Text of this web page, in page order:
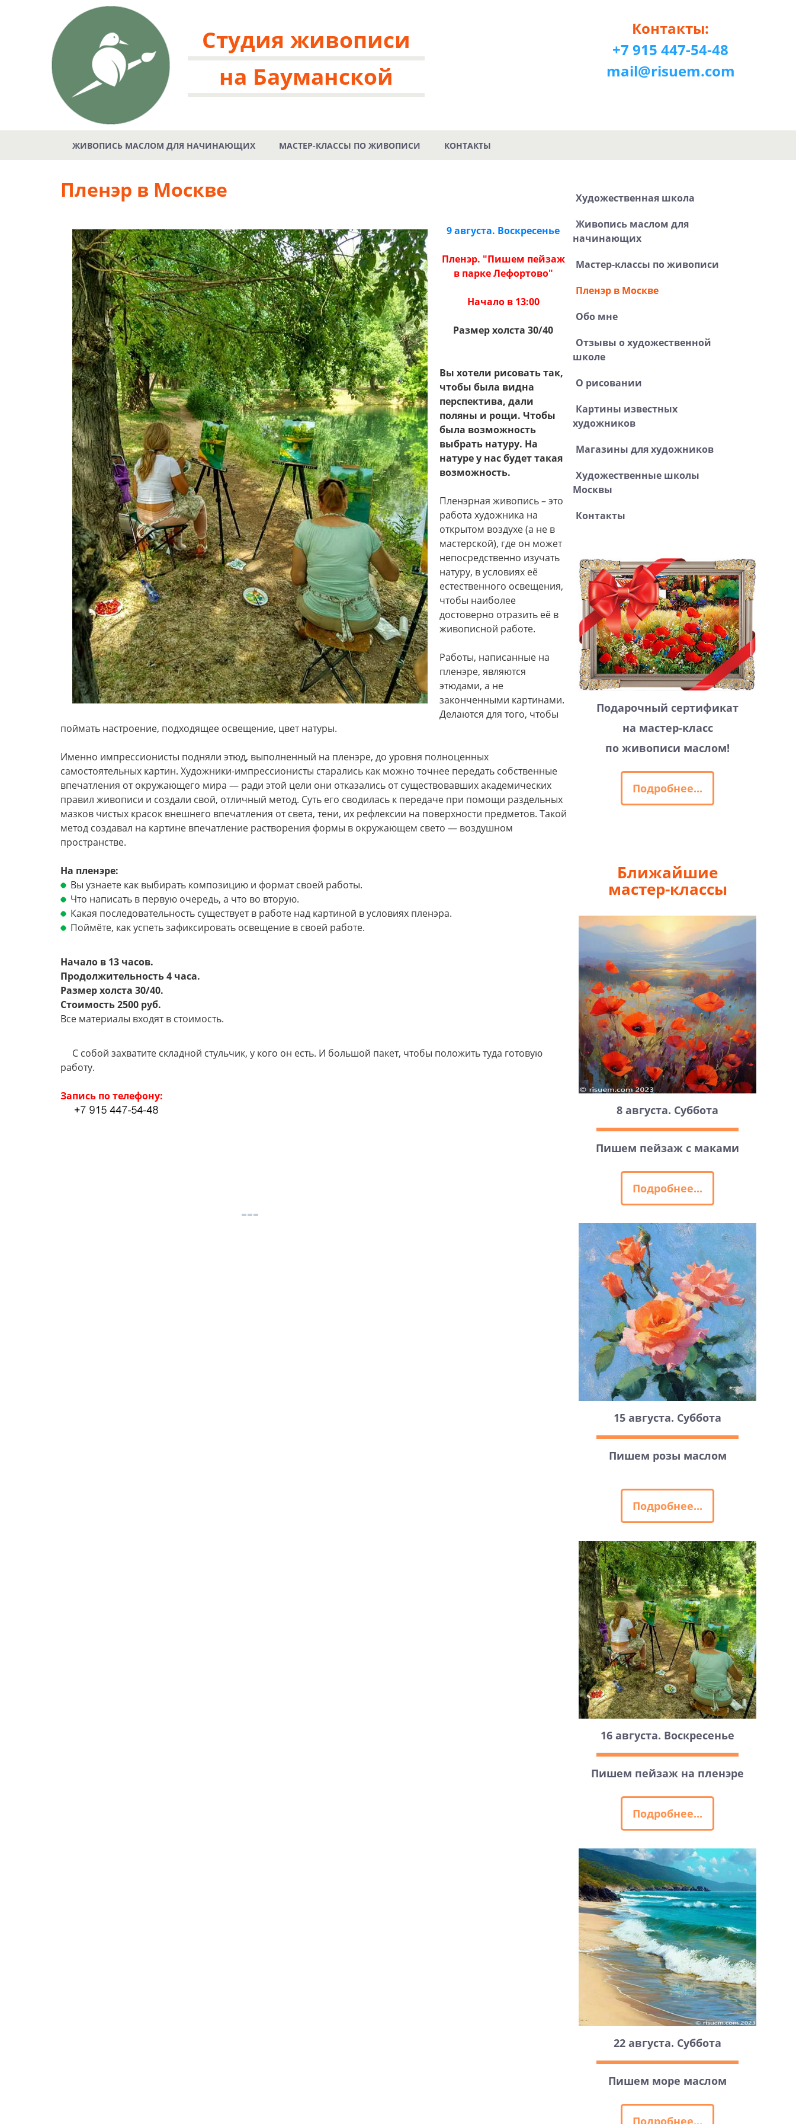
Студия живописи
на Бауманской
Контакты:
+7 915 447-54-48
mail@risuem.com
ЖИВОПИСЬ МАСЛОМ ДЛЯ НАЧИНАЮЩИХ МАСТЕР-КЛАССЫ ПО ЖИВОПИСИ КОНТАКТЫ
Пленэр в Москве
9 августа. Воскресенье
Пленэр. "Пишем пейзаж
в парке Лефортово"
Начало в 13:00
Размер холста 30/40
Вы хотели рисовать так,
чтобы была видна
перспектива, дали
поляны и рощи. Чтобы
была возможность
выбрать натуру. На
натуре у нас будет такая
возможность.
Пленэрная живопись – это
работа художника на
открытом воздухе (а не в
мастерской), где он может
непосредственно изучать
натуру, в условиях её
естественного освещения,
чтобы наиболее
достоверно отразить её в
живописной работе.
Работы, написанные на
пленэре, являются
этюдами, а не
законченными картинами.
Делаются для того, чтобы
поймать настроение, подходящее освещение, цвет натуры.
Именно импрессионисты подняли этюд, выполненный на пленэре, до уровня полноценных
самостоятельных картин. Художники-импрессионисты старались как можно точнее передать собственные
впечатления от окружающего мира — ради этой цели они отказались от существовавших академических
правил живописи и создали свой, отличный метод. Суть его сводилась к передаче при помощи раздельных
мазков чистых красок внешнего впечатления от света, тени, их рефлексии на поверхности предметов. Такой
метод создавал на картине впечатление растворения формы в окружающем свето — воздушном
пространстве.
На пленэре:
Вы узнаете как выбирать композицию и формат своей работы.
Что написать в первую очередь, а что во вторую.
Какая последовательность существует в работе над картиной в условиях пленэра.
Поймёте, как успеть зафиксировать освещение в своей работе.
Начало в 13 часов.
Продолжительность 4 часа.
Размер холста 30/40.
Стоимость 2500 руб.
Все материалы входят в стоимость.
С собой захватите складной стульчик, у кого он есть. И большой пакет, чтобы положить туда готовую
работу.
Запись по телефону:
Художественная школа
Живопись маслом для
начинающих
Мастер-классы по живописи
Пленэр в Москве
Обо мне
Отзывы о художественной
школе
О рисовании
Картины известных
художников
Магазины для художников
Художественные школы
Москвы
Контакты
Подарочный сертификат
на мастер-класс
по живописи маслом!
Подробнее...
Ближайшие
мастер-классы
8 августа. Суббота
Пишем пейзаж с маками
Подробнее...
15 августа. Суббота
Пишем розы маслом
Подробнее...
16 августа. Воскресенье
Пишем пейзаж на пленэре
Подробнее...
22 августа. Суббота
Пишем море маслом
Подробнее...